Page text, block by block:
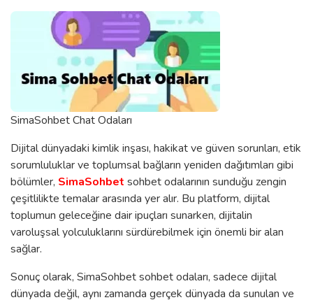
SimaSohbet Chat Odaları
Dijital dünyadaki kimlik inşası, hakikat ve güven sorunları, etik
sorumluluklar ve toplumsal bağların yeniden dağıtımları gibi
bölümler, SimaSohbet sohbet odalarının sunduğu zengin
çeşitlilikte temalar arasında yer alır. Bu platform, dijital
toplumun geleceğine dair ipuçları sunarken, dijitalin
varoluşsal yolculuklarını sürdürebilmek için önemli bir alan
sağlar.
Sonuç olarak, SimaSohbet sohbet odaları, sadece dijital
dünyada değil, aynı zamanda gerçek dünyada da sunulan ve